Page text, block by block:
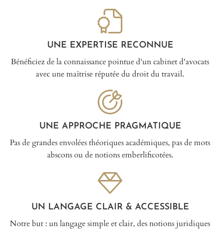
UNE EXPERTISE RECONNUE
Bénéficiez de la connaissance pointue d'un cabinet d'avocats
avec une maîtrise réputée du droit du travail.
UNE APPROCHE PRAGMATIQUE
Pas de grandes envolées théoriques académiques, pas de mots
abscons ou de notions emberlificotées.
UN LANGAGE CLAIR & ACCESSIBLE
Notre but : un langage simple et clair, des notions juridiques